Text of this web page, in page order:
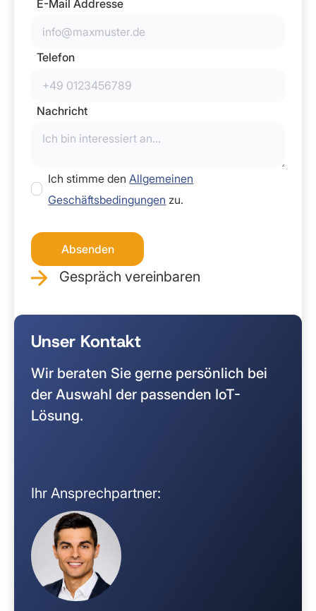
Unser Kontakt
Wir beraten Sie gerne persönlich bei
der Auswahl der passenden IoT-
Lösung.
Ihr Ansprechpartner:
E-Mail Addresse
Telefon
Nachricht
Ich stimme denAllgemeinen
Geschäftsbedingungen zu.
Gespräch vereinbaren